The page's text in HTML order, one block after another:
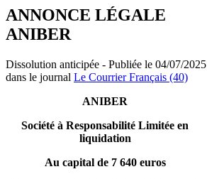
ANNONCE LÉGALE
ANIBER
Dissolution anticipée - Publiée le 04/07/2025
dans le journal Le Courrier Français (40)
ANIBER
Société à Responsabilité Limitée en
liquidation
Au capital de 7 640 euros